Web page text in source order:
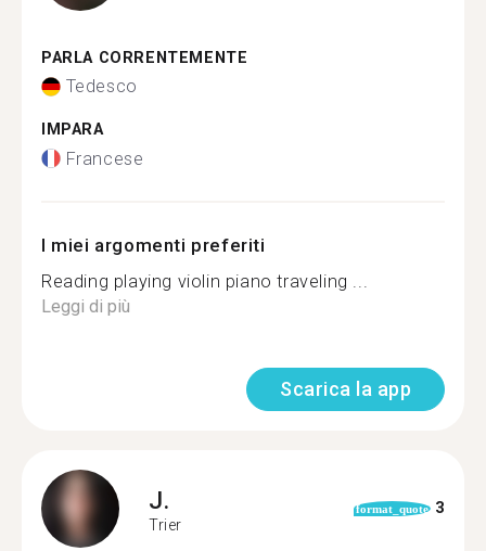
PARLA CORRENTEMENTE
Tedesco
IMPARA
Francese
I miei argomenti preferiti
Reading playing violin piano traveling ...
Leggi di più
Scarica la app
J.
Trier
format_quote 3